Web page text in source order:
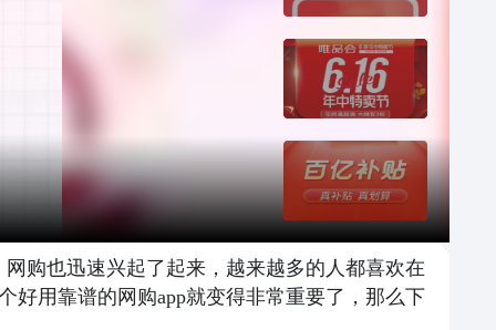
购也迅速兴起了起来，越来越多的人都喜欢在
好用靠谱的网购app就变得非常重要了，那么下